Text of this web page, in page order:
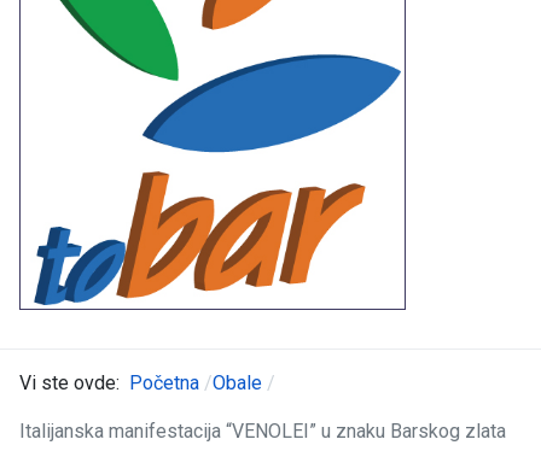
Vi ste ovde: Početna Obale
Italijanska manifestacija “VENOLEI” u znaku Barskog zlata